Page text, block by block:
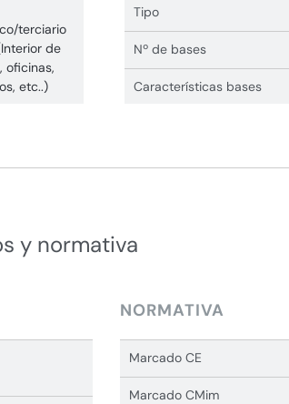
terciario
de
oficinas,
etc..)
Tipo
Nº de bases
Características bases
y normativa
NORMATIVA
Marcado CE
Marcado CMim